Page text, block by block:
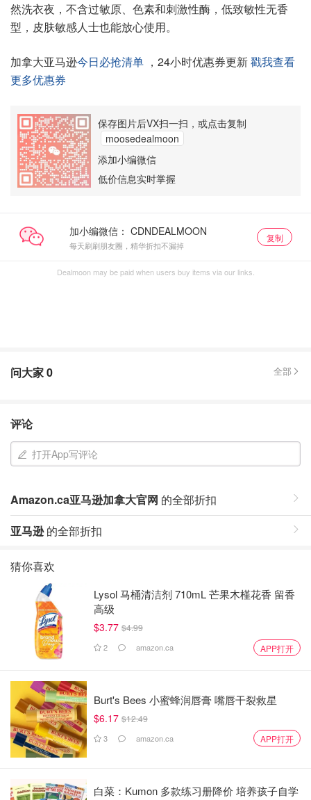
然洗衣夜，不含过敏原、色素和刺激性酶，低致敏性无香
型，皮肤敏感人士也能放心使用。
加拿大亚马逊今日必抢清单 ，24小时优惠券更新戳我查看
更多优惠券
保存图片后VX扫一扫，或点击复制
moosedealmoon
添加小编微信
低价信息实时掌握
加小编微信：
每天刷刷朋友圈，精华折扣不漏掉
复制
Dealmoon may be paid when users buy items via our links.
问大家0 全部
评论
打开App写评论
Amazon.ca亚马逊加拿大官网 的全部折扣
亚马逊的全部折扣
猜你喜欢
Lysol 马桶清洁剂 710mL 芒果木槿花香 留香
高级
$3.77 $4.99
2 amazon.ca APP打开
Burt's Bees 小蜜蜂润唇膏 嘴唇干裂救星
$6.17 $12.49
3 amazon.ca APP打开
白菜：Kumon 多款练习册降价 培养孩子自学